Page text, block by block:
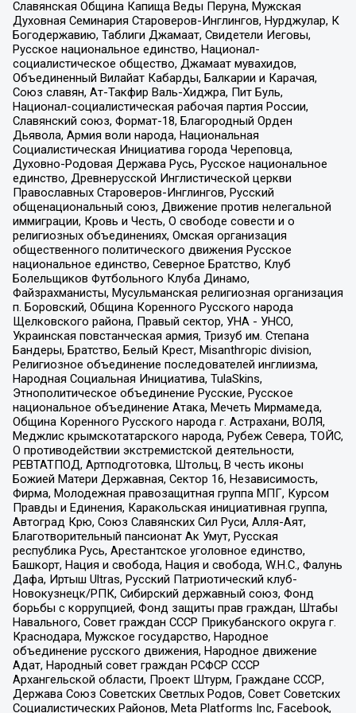
Славянская Община Капища Веды Перуна, Мужская
Духовная Семинария Староверов-Инглингов, Нурджулар, К
Богодержавию, Таблиги Джамаат, Свидетели Иеговы,
Русское национальное единство, Национал-
социалистическое общество, Джамаат мувахидов,
Объединенный Вилайат Кабарды, Балкарии и Карачая,
Союз славян, Ат-Такфир Валь-Хиджра, Пит Буль,
Национал-социалистическая рабочая партия России,
Славянский союз, Формат-18, Благородный Орден
Дьявола, Армия воли народа, Национальная
Социалистическая Инициатива города Череповца,
Духовно-Родовая Держава Русь, Русское национальное
единство, Древнерусской Инглистической церкви
Православных Староверов-Инглингов, Русский
общенациональный союз, Движение против нелегальной
иммиграции, Кровь и Честь, О свободе совести и о
религиозных объединениях, Омская организация
общественного политического движения Русское
национальное единство, Северное Братство, Клуб
Болельщиков Футбольного Клуба Динамо,
Файзрахманисты, Мусульманская религиозная организация
п. Боровский, Община Коренного Русского народа
Щелковского района, Правый сектор, УНА - УНСО,
Украинская повстанческая армия, Тризуб им. Степана
Бандеры, Братство, Белый Крест, Misanthropic division,
Религиозное объединение последователей инглиизма,
Народная Социальная Инициатива, TulaSkins,
Этнополитическое объединение Русские, Русское
национальное объединение Атака, Мечеть Мирмамеда,
Община Коренного Русского народа г. Астрахани, ВОЛЯ,
Меджлис крымскотатарского народа, Рубеж Севера, ТОЙС,
О противодействии экстремистской деятельности,
РЕВТАТПОД, Артподготовка, Штольц, В честь иконы
Божией Матери Державная, Сектор 16, Независимость,
Фирма, Молодежная правозащитная группа МПГ, Курсом
Правды и Единения, Каракольская инициативная группа,
Автоград Крю, Союз Славянских Сил Руси, Алля-Аят,
Благотворительный пансионат Ак Умут, Русская
республика Русь, Арестантское уголовное единство,
Башкорт, Нация и свобода, Нация и свобода, W.H.С., Фалунь
Дафа, Иртыш Ultras, Русский Патриотический клуб-
Новокузнецк/РПК, Сибирский державный союз, Фонд
борьбы с коррупцией, Фонд защиты прав граждан, Штабы
Навального, Совет граждан СССР Прикубанского округа г.
Краснодара, Мужское государство, Народное
объединение русского движения, Народное движение
Адат, Народный совет граждан РСФСР СССР
Архангельской области, Проект Штурм, Граждане СССР,
Держава Союз Советских Светлых Родов, Совет Советских
Социалистических Районов, Meta Platforms Inc, Facebook,